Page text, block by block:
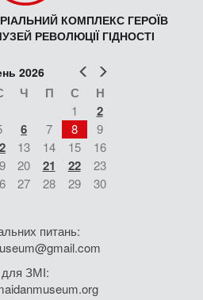
КОМПЛЕКС ГЕРОЇВ
РЕВОЛЮЦІЇ ГІДНОСТІ
Попер
2026
Ч П С Н
1 2
6 7 8
9
13 14 15
16
20 21 22
23
27 28 29
30
питань:
для ЗМІ: